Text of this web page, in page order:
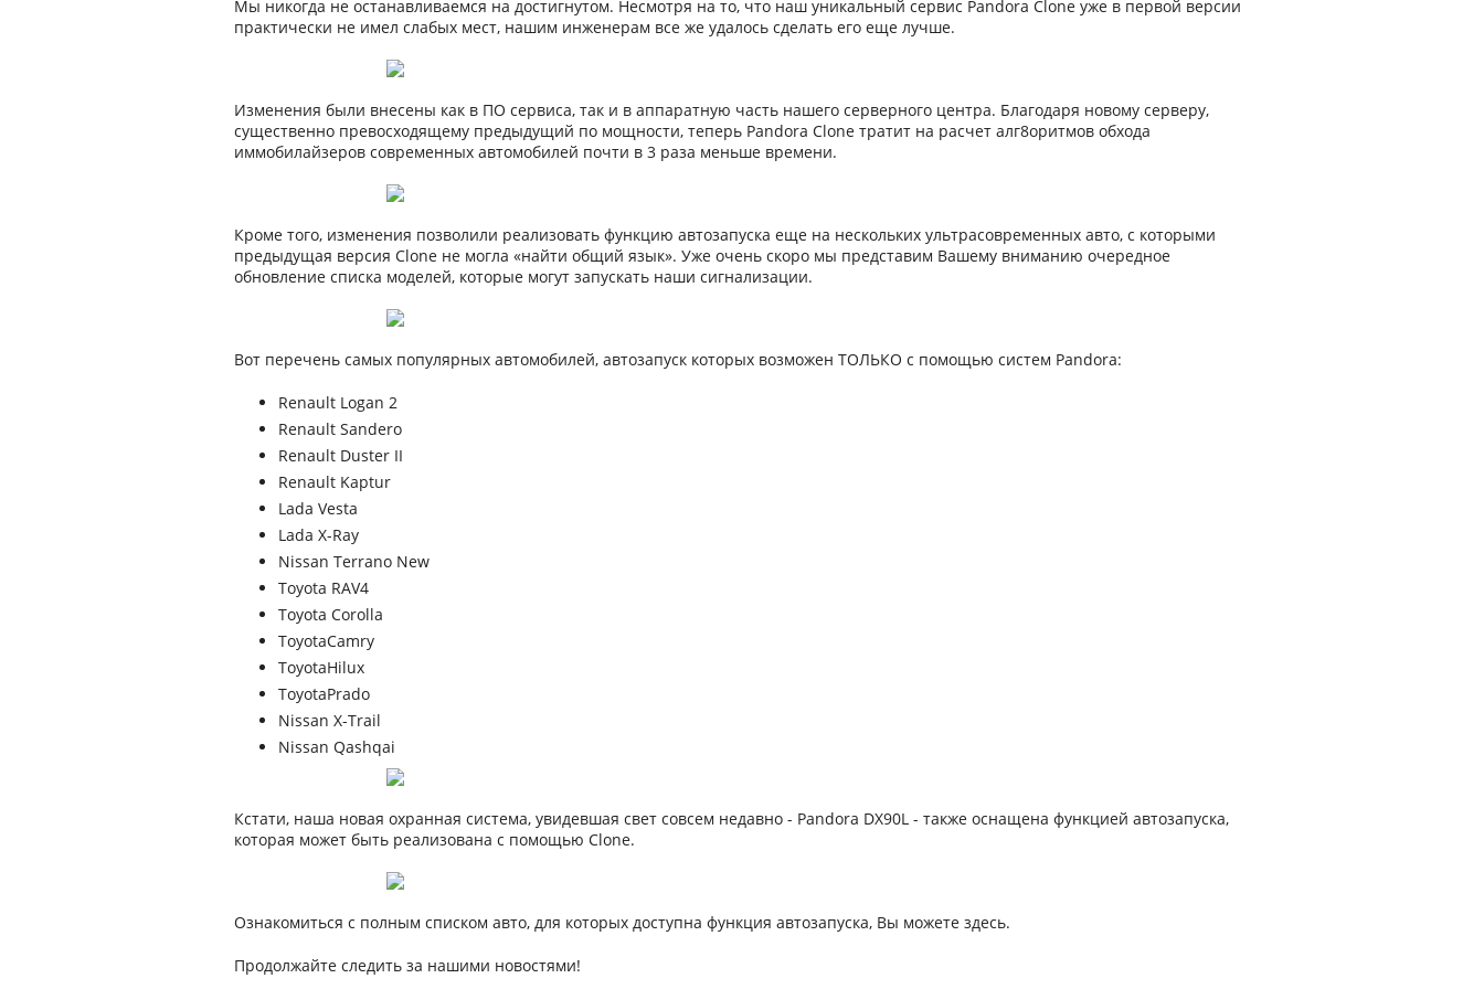
Мы никогда не останавливаемся на достигнутом. Несмотря на то, что наш уникальный сервис Pandora Clone уже в первой версии
практически не имел слабых мест, нашим инженерам все же удалось сделать его еще лучше.
Изменения были внесены как в ПО сервиса, так и в аппаратную часть нашего серверного центра. Благодаря новому серверу,
существенно превосходящему предыдущий по мощности, теперь Pandora Clone тратит на расчет алг8оритмов обхода
иммобилайзеров современных автомобилей почти в 3 раза меньше времени.
Кроме того, изменения позволили реализовать функцию автозапуска еще на нескольких ультрасовременных авто, с которыми
предыдущая версия Clone не могла «найти общий язык». Уже очень скоро мы представим Вашему вниманию очередное
обновление списка моделей, которые могут запускать наши сигнализации.
Вот перечень самых популярных автомобилей, автозапуск которых возможен ТОЛЬКО с помощью систем Pandora:
Renault Logan 2
Renault Sandero
Renault Duster II
Renault Kaptur
Lada Vesta
Lada X-Ray
Nissan Terrano New
Toyota RAV4
Toyota Corolla
ToyotaCamry
ToyotaHilux
ToyotaPrado
Nissan X-Trail
Nissan Qashqai
Кстати, наша новая охранная система, увидевшая свет совсем недавно - Pandora DX90L - также оснащена функцией автозапуска,
которая может быть реализована с помощью Clone.
Ознакомиться с полным списком авто, для которых доступна функция автозапуска, Вы можете здесь.
Продолжайте следить за нашими новостями!